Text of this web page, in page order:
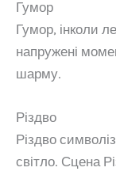
Гумор
Гумор, інколи
напружені
шарму.
Різдво
Різдво
світло. Сцена